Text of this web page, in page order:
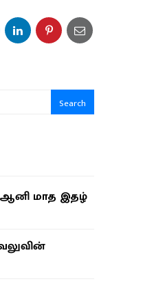
Search
ஆனி மாத இதழ்